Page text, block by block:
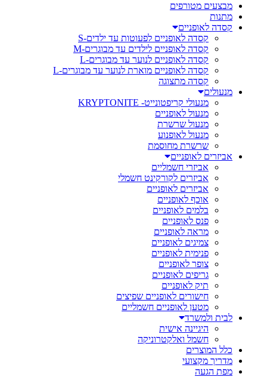
מבצעים מטורפים
מתנות
קסדה לאופניים
קסדה לאופניים לפעוטות עד ילדים-S
קסדה לאופניים לילדים עד מבוגרים-M
קסדה לאופניים לנוער עד מבוגרים-L
קסדה לאופניים מוארת לנוער עד מבוגרים-L
קסדה מתצוגה
מנעולים
מנעולי קריפטונייט- KRYPTONITE
מנעול לאופניים
מנעול שרשרת
מנעול לאופנוע
שרשרת מחוסמת
אביזרים לאופניים
אביזרי חשמליים
אביזרים לקורקינט חשמלי
אביזרים לאופניים
אוכף לאופניים
בלמים לאופניים
פנס לאופניים
מראה לאופניים
צמיגים לאופניים
פנימית לאופניים
צופר לאופניים
גריפים לאופניים
תיק לאופניים
חישורים לאופניים שפיצים
מטען לאופניים חשמליים
לבית ולמשרד
היגיינה אישית
חשמל ואלקטרוניקה
כלל המוצרים
מדריך מקצועי
מפת הגעה